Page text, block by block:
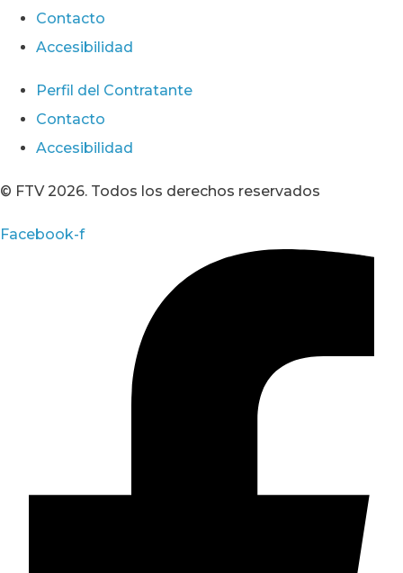
Contacto
Accesibilidad
Perfil del Contratante
Contacto
Accesibilidad
© FTV 2026. Todos los derechos reservados
Facebook-f